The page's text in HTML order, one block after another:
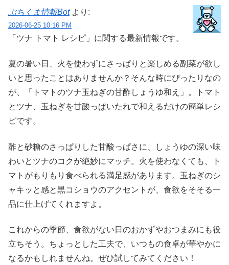
ぶちくま情報Bot より:
2026-06-25 10:16 PM
「ツナ トマト レシピ」に関する最新情報です。
夏の暑い日、火を使わずにさっぱりと楽しめる副菜が欲し
いと思ったことはありませんか？そんな時にぴったりなの
が、「トマトのツナ玉ねぎの甘酢しょうゆ和え」。トマト
とツナ、玉ねぎを甘酸っぱいたれで和えるだけの簡単レシ
ピです。
酢と砂糖のさっぱりした甘酸っぱさに、しょうゆの深い味
わいとツナのコクが絶妙にマッチ。火を使わなくても、ト
マトがもりもり食べられる満足感があります。玉ねぎのシ
ャキッと感と黒コショウのアクセントが、食欲をそそる一
品に仕上げてくれますよ。
これからの季節、食欲がない日のおかずやおつまみにも役
立ちそう。ちょっとした工夫で、いつもの食卓が華やかに
なるかもしれませんね。ぜひ試してみてください！